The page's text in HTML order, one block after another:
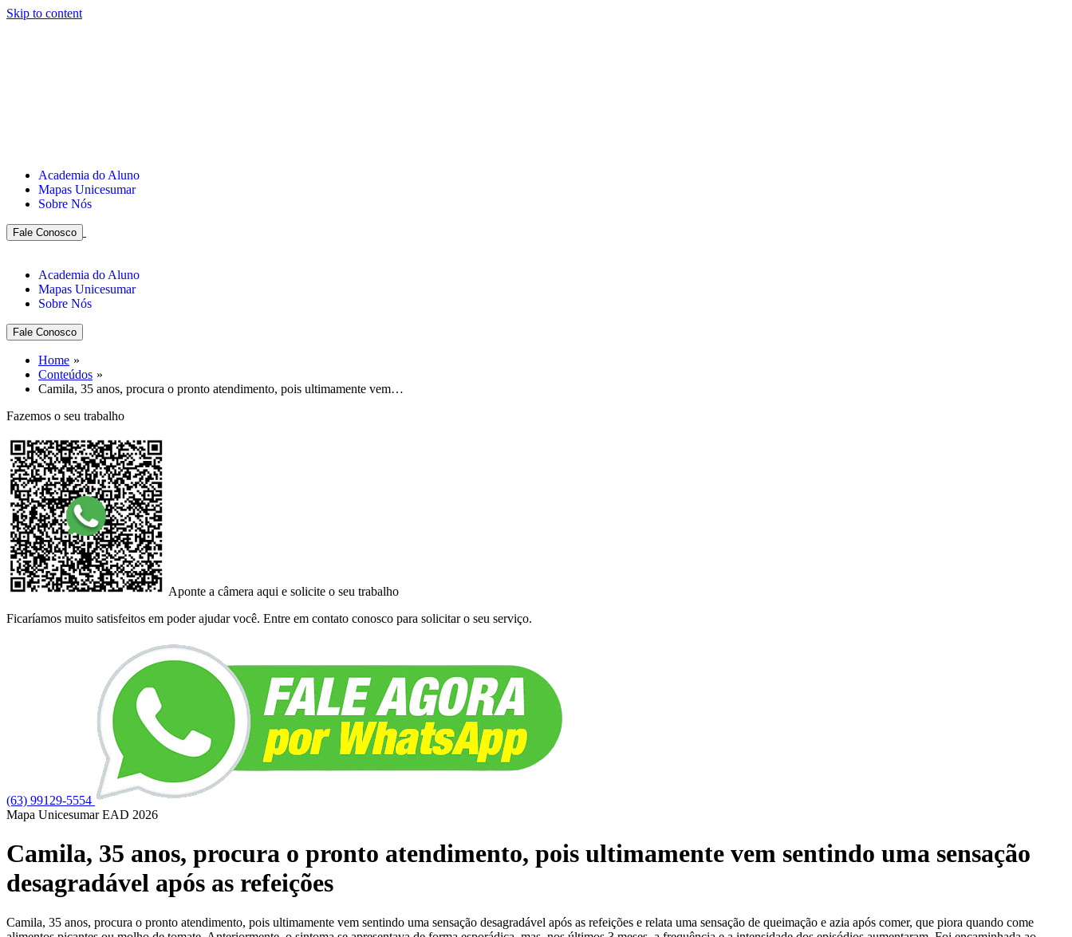
Skip to content
Academia do Aluno
Mapas Unicesumar
Sobre Nós
Fale Conosco
Academia do Aluno
Mapas Unicesumar
Sobre Nós
Fale Conosco
Home
Conteúdos
Camila, 35 anos, procura o pronto atendimento, pois ultimamente vem…
Fazemos o seu trabalho
Aponte a câmera aqui e solicite o seu trabalho
Ficaríamos muito satisfeitos em poder ajudar você. Entre em contato conosco para solicitar o seu serviço.
(63) 99129-5554
Mapa Unicesumar EAD 2026
Camila, 35 anos, procura o pronto atendimento, pois ultimamente vem sentindo uma sensação
desagradável após as refeições
Camila, 35 anos, procura o pronto atendimento, pois ultimamente vem sentindo uma sensação desagradável após as refeições e relata uma sensação de queimação e azia após comer, que piora quando come